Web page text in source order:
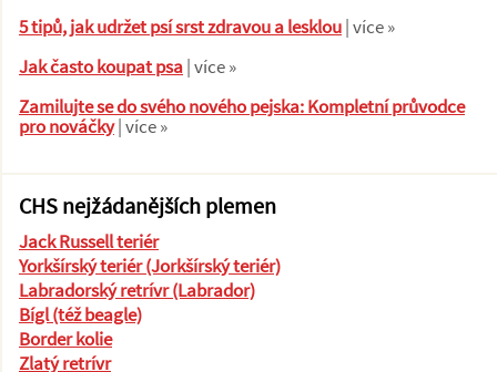
5 tipů, jak udržet psí srst zdravou a lesklou| více »
Jak často koupat psa| více »
Zamilujte se do svého nového pejska: Kompletní průvodce
pro nováčky| více »
CHS nejžádanějších plemen
Jack Russell teriér
Yorkšírský teriér (Jorkšírský teriér)
Labradorský retrívr (Labrador)
Bígl (též beagle)
Border kolie
Zlatý retrívr